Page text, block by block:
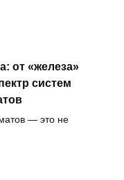
от «железа»
систем
— это не